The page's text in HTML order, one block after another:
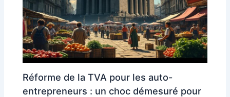
Réforme de la TVA pour les auto-
entrepreneurs : un choc démesuré pour